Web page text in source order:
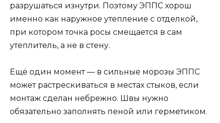
разрушаться изнутри. Поэтому ЭППС хорош
именно как наружное утепление с отделкой,
при котором точка росы смещается в сам
утеплитель, а не в стену.
Ещё один момент — в сильные морозы ЭППС
может растрескиваться в местах стыков, если
монтаж сделан небрежно. Швы нужно
обязательно заполнять пеной или герметиком.